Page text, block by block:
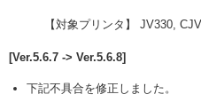
【対象プリンタ】 JV330,
[Ver.5.6.7 -> Ver.5.6.8]
下記不具合を修正しました。